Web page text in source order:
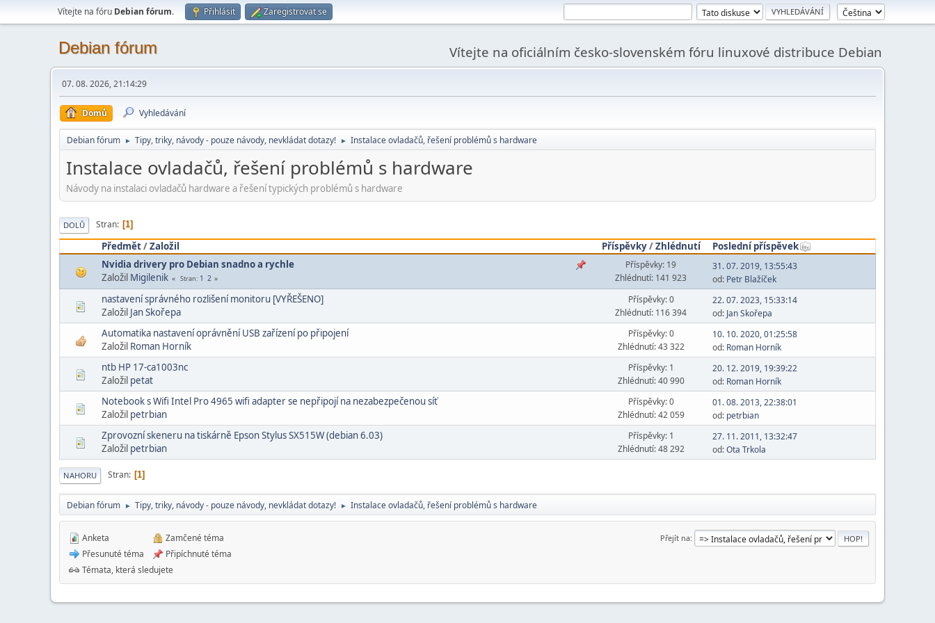
Vítejte na fóru Debian fórum. Přihlásit Zaregistrovat se
Debian fórum Vítejte na oficiálním česko-slovenském fóru linuxové distribuce Debian
07. 08. 2026, 21:14:29
Domů Vyhledávání
Debian fórum ► Tipy, triky, návody - pouze návody, nevkládat dotazy! ► Instalace ovladačů, řešení problémů s hardware
Instalace ovladačů, řešení problémů s hardware
Návody na instalaci ovladačů hardware a řešení typických problémů s hardware
DOLŮ Stran 1
Předmět/Založil Příspěvky/Zhlédnutí
Poslední příspěvek
Nvidia drivery pro Debian snadno a rychle
Založil Migilenik Stran 1 2
Příspěvky: 19
Zhlédnutí: 141 923
31. 07. 2019, 13:55:43
od: Petr Blažíček
nastavení správného rozlišení monitoru [VYŘEŠENO]
Založil Jan Skořepa
Příspěvky: 0
Zhlédnutí: 116 394
22. 07. 2023, 15:33:14
od: Jan Skořepa
Automatika nastavení oprávnění USB zařízení po připojení
Založil Roman Horník
Příspěvky: 0
Zhlédnutí: 43 322
10. 10. 2020, 01:25:58
od: Roman Horník
ntb HP 17-ca1003nc
Založil petat
Příspěvky: 1
Zhlédnutí: 40 990
20. 12. 2019, 19:39:22
od: Roman Horník
Notebook s Wifi Intel Pro 4965 wifi adapter se nepřipojí na nezabezpečenou síť
Založil petrbian
Příspěvky: 0
Zhlédnutí: 42 059
01. 08. 2013, 22:38:01
od: petrbian
Zprovozní skeneru na tiskárně Epson Stylus SX515W (debian 6.03)
Založil petrbian
Příspěvky: 1
Zhlédnutí: 48 292
27. 11. 2011, 13:32:47
od:Ota Trkola
NAHORU Stran 1
Debian fórum ► Tipy, triky, návody - pouze návody, nevkládat dotazy! ► Instalace ovladačů, řešení problémů s hardware
Přejít na
Anketa
Přesunuté téma
Zamčené téma
Připíchnuté téma
Témata, která sledujete